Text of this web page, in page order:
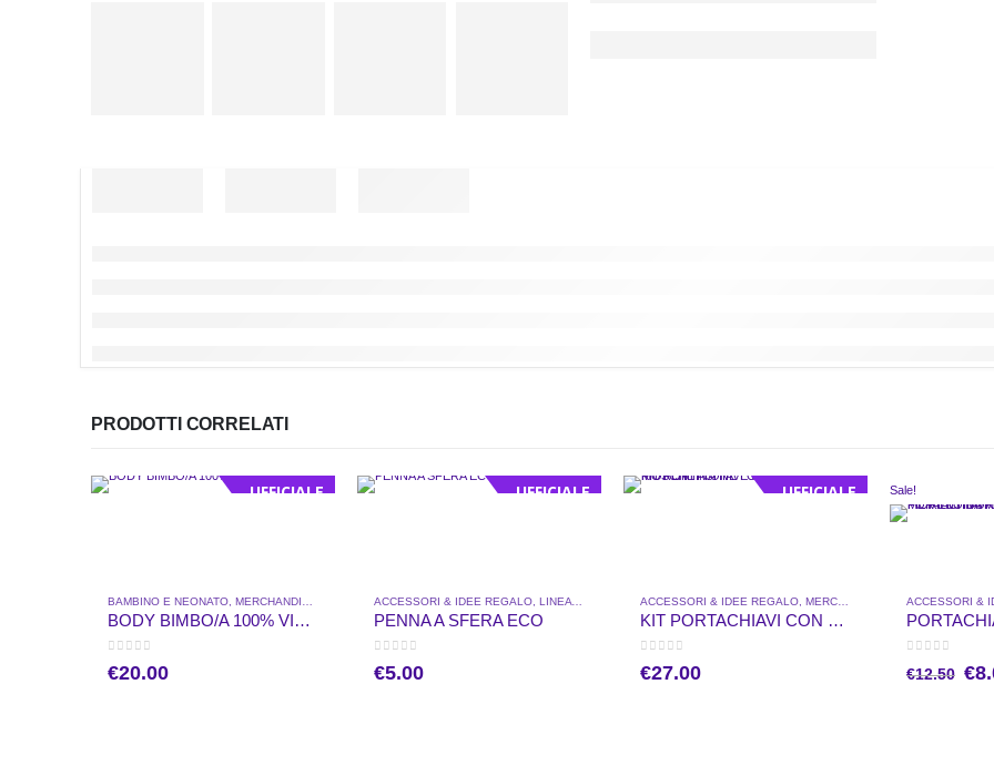
PRODOTTI CORRELATI
UFFICIALE
Questo prodotto ha più varianti. Le opzioni possono essere scelte nella pagina del prodotto
BAMBINO E NEONATO MERCHANDISE UFFICIALE
BODY BIMBO/A 100% VIOLA
0out of 5
€20.00
UFFICIALE
ACCESSORI & IDEE REGALO LINEA SCUOLA MERCHANDISE UFFICIALE
PENNA A SFERA ECO
0out of 5
€5.00
UFFICIALE
ACCESSORI & IDEE REGALO MERCHANDISE UFFICIALE
KIT PORTACHIAVI CON MOSCHETTONE E OROLOGIO FIORENTINA
0out of 5
€27.00
Sale!
ACCESSORI &
out of 5
€12.50 Il
€